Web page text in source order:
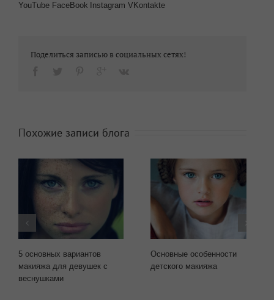
YouTube FaceBook Instagram VKontakte
Поделиться записью в социальных сетях!
Похожие записи блога
5 основных вариантов
макияжа для девушек с
веснушками
Основные особенности
детского макияжа